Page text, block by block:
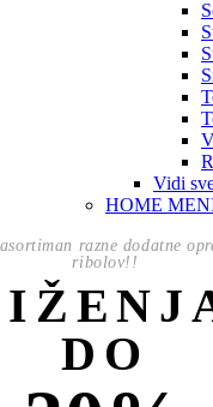
Vidi
HOME
razne dodatne
ribolov!!
DO